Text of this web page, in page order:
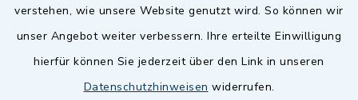
verstehen, wie unsere Website genutzt wird. So können wir
unser Angebot weiter verbessern. Ihre erteilte Einwilligung
hierfür können Sie jederzeit über den Link in unseren
Datenschutzhinweisen widerrufen.
Zenngrund Allianz
Dillenberggruppe